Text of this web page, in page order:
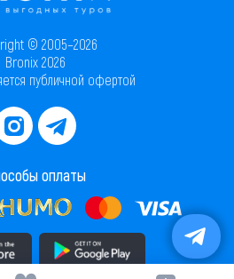
© 2005–2026
Bronix 2026
публичной офертой
оплаты
приложение в AppStore Скачать приложение в PlayMarket